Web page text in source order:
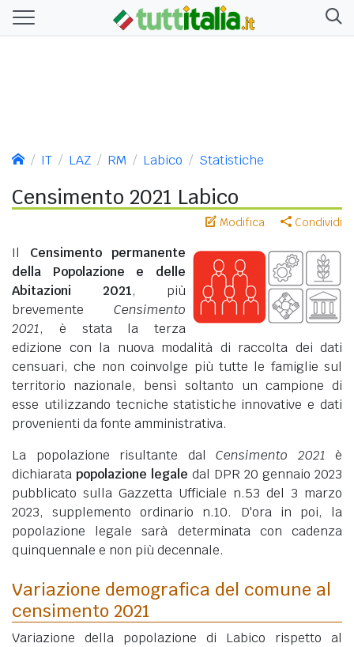
IT LAZ RM Labico Statistiche
Censimento 2021 Labico
Modifica Condividi
Il Censimento permanente
della Popolazione e delle
Abitazioni 2021, più
brevemente Censimento
2021, è stata la terza
edizione con la nuova modalità di raccolta dei dati
censuari, che non coinvolge più tutte le famiglie sul
territorio nazionale, bensì soltanto un campione di
esse utilizzando tecniche statistiche innovative e dati
provenienti da fonte amministrativa.
La popolazione risultante dal Censimento 2021 è
dichiarata popolazione legale dal DPR 20 gennaio 2023
pubblicato sulla Gazzetta Ufficiale n.53 del 3 marzo
2023, supplemento ordinario n.10. D'ora in poi, la
popolazione legale sarà determinata con cadenza
quinquennale e non più decennale.
Variazione demografica del comune al
censimento 2021
Variazione della popolazione di Labico rispetto al